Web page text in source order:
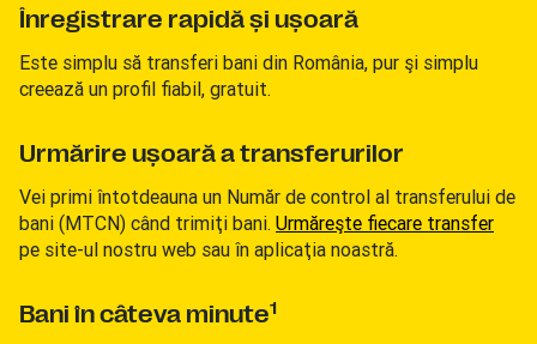
Înregistrare rapidă şi uşoară
Este simplu să transferi bani din România, pur şi simplu
creează un profil fiabil, gratuit.
Urmărire uşoară a transferurilor
Vei primi întotdeauna un Număr de control al transferului de
bani (MTCN) când trimiţi bani. Urmăreşte fiecare transfer
pe site-ul nostru web sau în aplicaţia noastră.
Bani în câteva minute1